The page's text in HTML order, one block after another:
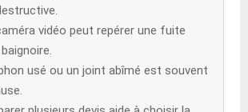
vidéo peut repérer une fuite
usé ou un joint abîmé est souvent